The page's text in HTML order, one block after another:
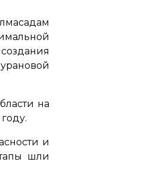
на
и
шли